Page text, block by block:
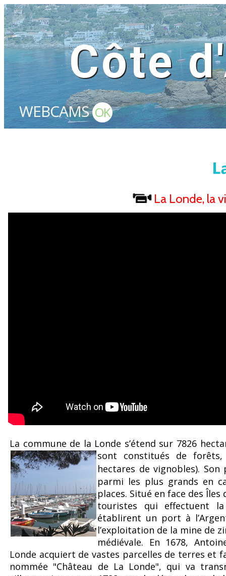
Côte
WEBCAMSOK
La Londe, la
La commune de la Londe s’étend sur 7826
sont constitués de
hectares de vignobles).
parmi les plus grands en
places. Situé en face des
touristes qui effectuent
établirent un port à
l’exploitation de la mine de
médiévale. En 1678,
Londe acquiert de vastes parcelles de terres et
nommée "Château de La Londe", qui va